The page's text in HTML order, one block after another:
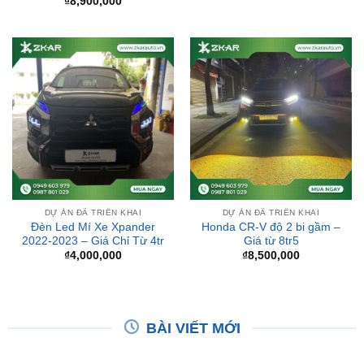
DỰ ÁN ĐÃ TRIỂN KHAI
Đèn Led Mí Xe Xpander
2022-2023 – Giá Chỉ Từ 4tr
₫4,000,000
DỰ ÁN ĐÃ TRIỂN KHAI
Honda CR-V độ 2 bi gầm –
Giá từ 8tr5
₫8,500,000